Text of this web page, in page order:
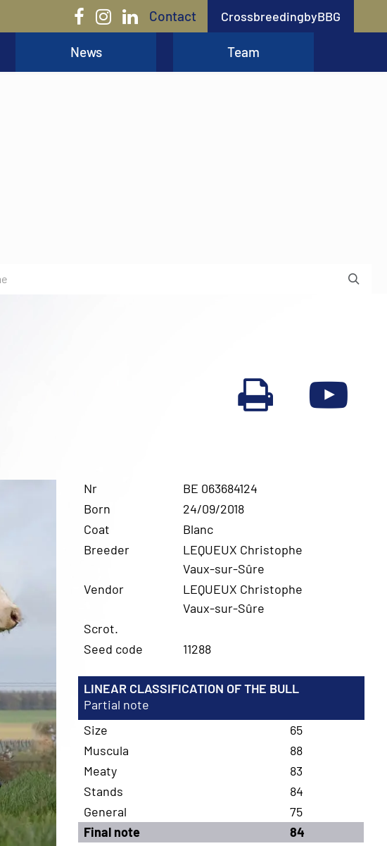
Contact CrossbreedingbyBBG
News Team
Nr
BE 063684124
Born
24/09/2018
Coat
Blanc
Breeder
LEQUEUX Christophe
Vaux-sur-Sûre
Vendor
LEQUEUX Christophe
Vaux-sur-Sûre
Scrot.
Seed code
11288
LINEAR CLASSIFICATION OF THE BULL
Partial note
Size
65
Muscula
88
Meaty
83
Stands
84
General
75
Final note
84